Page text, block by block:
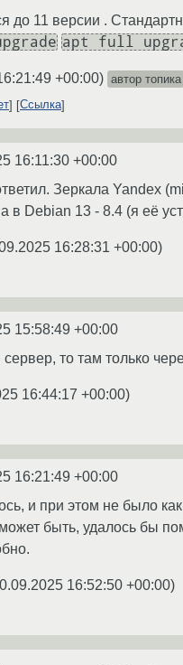
до 11 версии .
apt full
+00:00) автор топика
Ссылка
16:11:30 +00:00
Зеркала Yandex
в Debian 13 - 8.4 (я её
16:28:31 +00:00)
15:58:49 +00:00
то там только
16:44:17 +00:00)
16:21:49 +00:00
и при этом не было
быть, удалось бы
16:52:50 +00:00)